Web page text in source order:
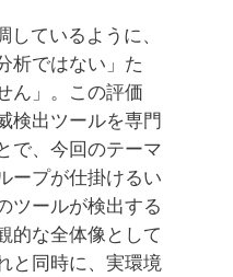
しているように、
析ではない」た
ん」。この評価
検出ツールを専門
で、今回のテーマ
ープが仕掛けるい
ツールが検出する
的な全体像として
と同時に、実環境